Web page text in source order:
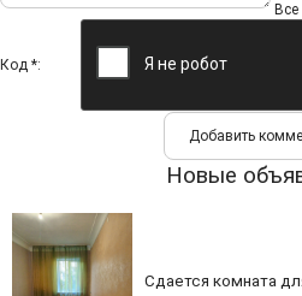
Код *:
Новые
Сдается комната